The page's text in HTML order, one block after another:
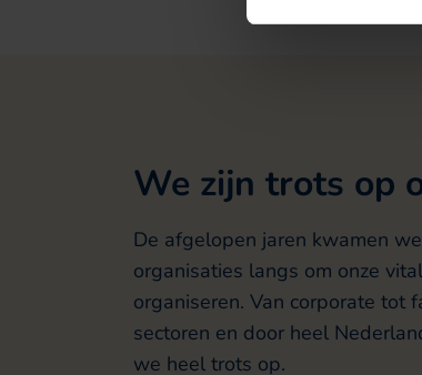
We zijn trots op
De afgelopen jaren kwamen
organisaties langs om onze
organiseren. Van corporate tot
sectoren en door heel
we heel trots op.